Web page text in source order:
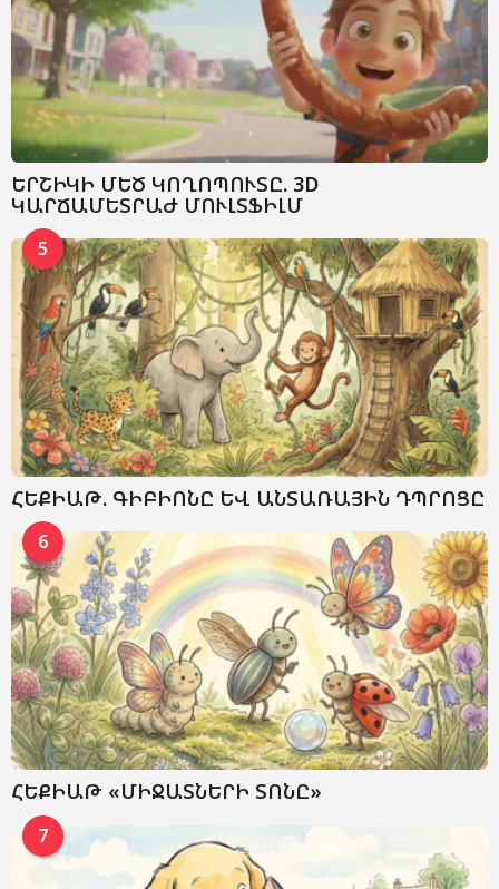
ԵՐՇԻԿԻ ՄԵԾ ԿՈՂՈՊՈՒՏԸ. 3D
ԿԱՐՃԱՄԵՏՐԱԺ ՄՈՒԼՏՖԻԼՄ
5
ՀԵՔԻԱԹ. ԳԻԲԻՈՆԸ ԵՎ ԱՆՏԱՌԱՅԻՆ ԴՊՐՈՑԸ
6
ՀԵՔԻԱԹ «ՄԻՋԱՏՆԵՐԻ ՏՈՆԸ»
7